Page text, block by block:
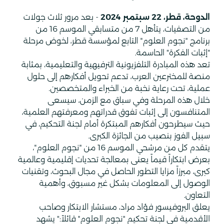
الدوحة، قطر، 22 سبتمبر 2024
- بعد مرور ثلاث جولات
من التصفيات، يتأهل 7
من متسابقي الموسم 16 من
برنامج "نجوم العلوم" التابع لمؤسسة قطر، لخوض مرحلة
"إثبات الفكرة" الحاسمة.
تعد هذه المبادرة التلفزيونية الترفيهية والتعليمية، بمثابة
منصة للمخترعين العرب، تدعم تحويل أفكارهم إلى حلول
عملية، تحت رعاية نخبة من الخبراء والمتخصصين.
خلال هذه المرحلة وفي سباق مع الزمن، سيسعى
المتنافسون إلى إثبات تفوق قدراتهم ومعرفتهم العلمية،
حيث سيطرحون أفكارهم المبتكرة أمام لجنة التحكيم، في
سبيل الفوز بنصيب من الجائزة الكبرى.
يتقدم كل من مرشحي الموسم 16 من "نجوم العلوم"،
بعرض ابتكاراً قيماً يعنى بمعالجة تحديات إقليمية وعالمية
كبرى، مبرزاً مزايا التطور الحاصل في مجال البحوث، وتقنيات
الوصول إلى المعلومات بشكل غير مسبوق، وأهمية
التعاون.
يعلق البروفيسور فؤاد مراد، مستشار الابتكار وصاحب
الأقدمية في لجنة تحكيم "نجوم العلوم" قائلاً:" يشهد